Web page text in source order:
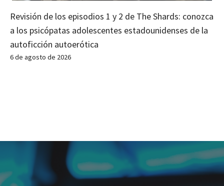
Revisión de los episodios 1 y 2 de The Shards: conozca
a los psicópatas adolescentes estadounidenses de la
autoficción autoerótica
6 de agosto de 2026